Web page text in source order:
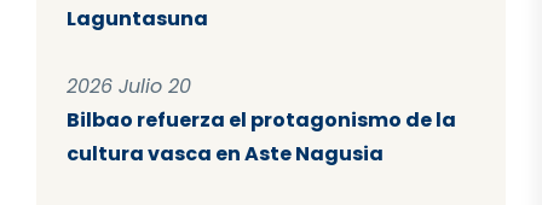
Laguntasuna
2026 Julio 20
Bilbao refuerza el protagonismo de la
cultura vasca en Aste Nagusia